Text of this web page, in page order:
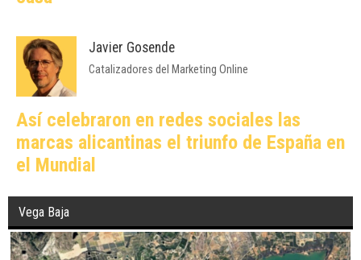
Javier Gosende
Catalizadores del Marketing Online
Así celebraron en redes sociales las
marcas alicantinas el triunfo de España en
el Mundial
Vega Baja